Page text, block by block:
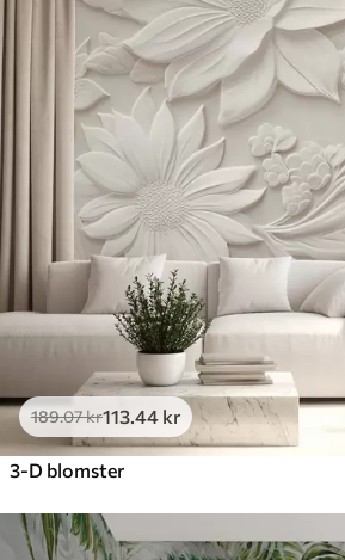
189.07kr113 .44 kr
3-D blomster